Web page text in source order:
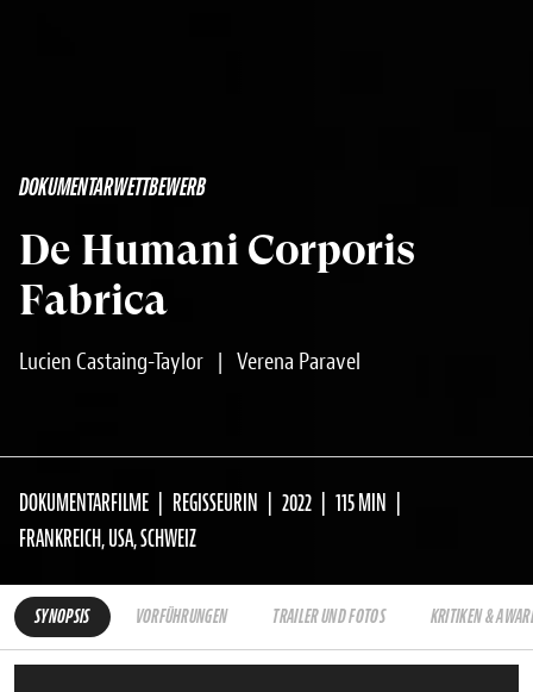
DOKUMENTARWETTBEWERB
De Humani Corporis
Fabrica
Lucien Castaing-Taylor | Verena Paravel
DOKUMENTARFILME REGISSEURIN 2022
115 MIN
FRANKREICH, USA, SCHWEIZ
SYNOPSIS VORFÜHRUNGEN TRAILER UND FOTOS KRITIKEN &